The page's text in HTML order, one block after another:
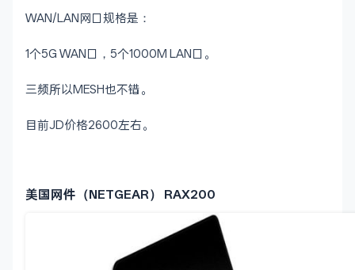
WAN/LAN网口规格是：
1个5G WAN口，5个1000M LAN口。
三频所以MESH也不错。
目前JD价格2600左右。
美国网件（NETGEAR） RAX200